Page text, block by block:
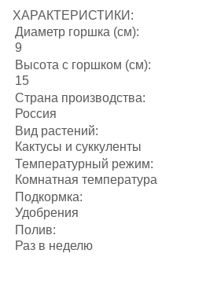
ХАРАКТЕРИСТИКИ:
Диаметр горшка (см):
9
Высота с горшком (см):
15
Страна производства:
Россия
Вид растений:
Кактусы и суккуленты
Температурный режим:
Комнатная температура
Подкормка:
Удобрения
Полив:
Раз в неделю